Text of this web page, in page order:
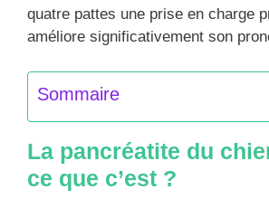
quatre pattes une prise en charge
améliore significativement son
Sommaire
La pancréatite du
ce que c’est ?